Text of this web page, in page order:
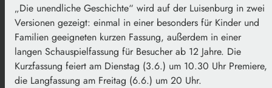
„Die unendliche Geschichte“ wird auf der Luisenburg in zwei
Versionen gezeigt: einmal in einer besonders für Kinder und
Familien geeigneten kurzen Fassung, außerdem in einer
langen Schauspielfassung für Besucher ab 12 Jahre. Die
Kurzfassung feiert am Dienstag (3.6.) um 10.30 Uhr Premiere,
die Langfassung am Freitag (6.6.) um 20 Uhr.